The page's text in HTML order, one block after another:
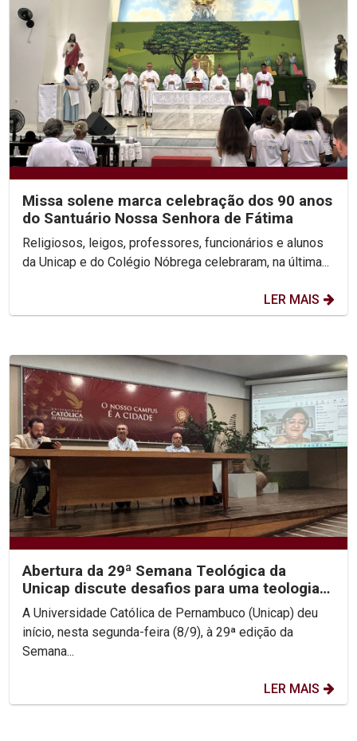
Missa solene marca celebração dos 90 anos
do Santuário Nossa Senhora de Fátima
Religiosos, leigos, professores, funcionários e alunos
da Unicap e do Colégio Nóbrega celebraram, na última...
LER MAIS
Abertura da 29ª Semana Teológica da
Unicap discute desafios para uma teologia
contemporânea
A Universidade Católica de Pernambuco (Unicap) deu
início, nesta segunda-feira (8/9), à 29ª edição da
Semana...
LER MAIS